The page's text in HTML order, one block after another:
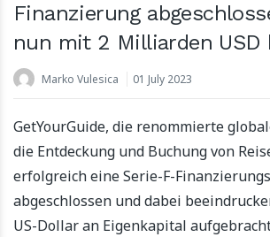
Finanzierung
nun mit 2 Milliarden USD
Marko Vulesica 01 July 2023
GetYourGuide, die renommierte
die Entdeckung und Buchung von
erfolgreich eine Serie-F-
abgeschlossen und dabei
US-Dollar an Eigenkapital